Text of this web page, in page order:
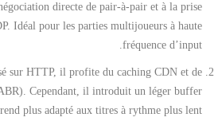
directe de pair‑à‑pair et à la prise
Idéal pour les parties multijoueurs à haute
fréquence d’input.
sur HTTP, il profite du caching CDN et de
Cependant, il introduit un léger buffer
plus adapté aux titres à rythme plus lent.